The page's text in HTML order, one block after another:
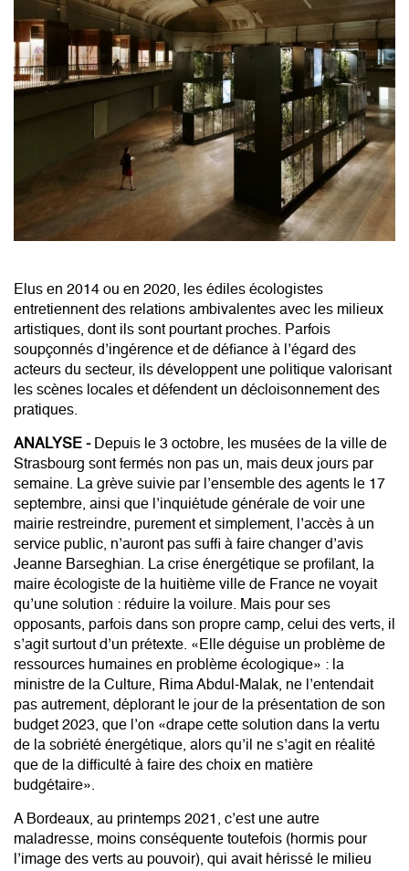
Elus en 2014 ou en 2020, les édiles écologistes
entretiennent des relations ambivalentes avec les milieux
artistiques, dont ils sont pourtant proches. Parfois
soupçonnés d’ingérence et de défiance à l’égard des
acteurs du secteur, ils développent une politique valorisant
les scènes locales et défendent un décloisonnement des
pratiques.
ANALYSE - Depuis le 3 octobre, les musées de la ville de
Strasbourg sont fermés non pas un, mais deux jours par
semaine. La grève suivie par l’ensemble des agents le 17
septembre, ainsi que l’inquiétude générale de voir une
mairie restreindre, purement et simplement, l’accès à un
service public, n’auront pas suffi à faire changer d’avis
Jeanne Barseghian. La crise énergétique se profilant, la
maire écologiste de la huitième ville de France ne voyait
qu’une solution : réduire la voilure. Mais pour ses
opposants, parfois dans son propre camp, celui des verts, il
s’agit surtout d’un prétexte. «Elle déguise un problème de
ressources humaines en problème écologique» : la
ministre de la Culture, Rima Abdul-Malak, ne l’entendait
pas autrement, déplorant le jour de la présentation de son
budget 2023, que l’on «drape cette solution dans la vertu
de la sobriété énergétique, alors qu’il ne s’agit en réalité
que de la difficulté à faire des choix en matière
budgétaire».
A Bordeaux, au printemps 2021, c’est une autre
maladresse, moins conséquente toutefois (hormis pour
l’image des verts au pouvoir), qui avait hérissé le milieu